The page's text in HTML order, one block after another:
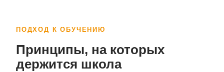
ПОДХОД К ОБУЧЕНИЮ
Принципы, на которых
держится школа